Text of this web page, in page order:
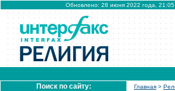
Обновлено: 28 июня 2022 года,
Поиск по сайту: Главная >